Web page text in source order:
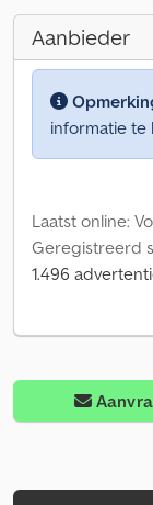
Aanbieder
informatie te
Laatst online:
Geregistreerd
1.496